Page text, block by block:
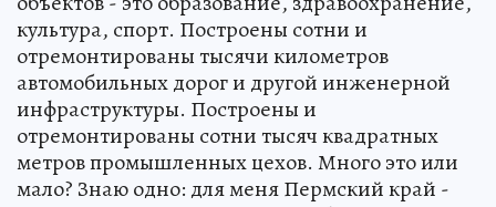
культура, спорт. Построены сотни и
отремонтированы тысячи километров
автомобильных дорог и другой инженерной
инфраструктуры. Построены и
отремонтированы сотни тысяч квадратных
метров промышленных цехов. Много это или
мало? Знаю одно: для меня Пермский край -